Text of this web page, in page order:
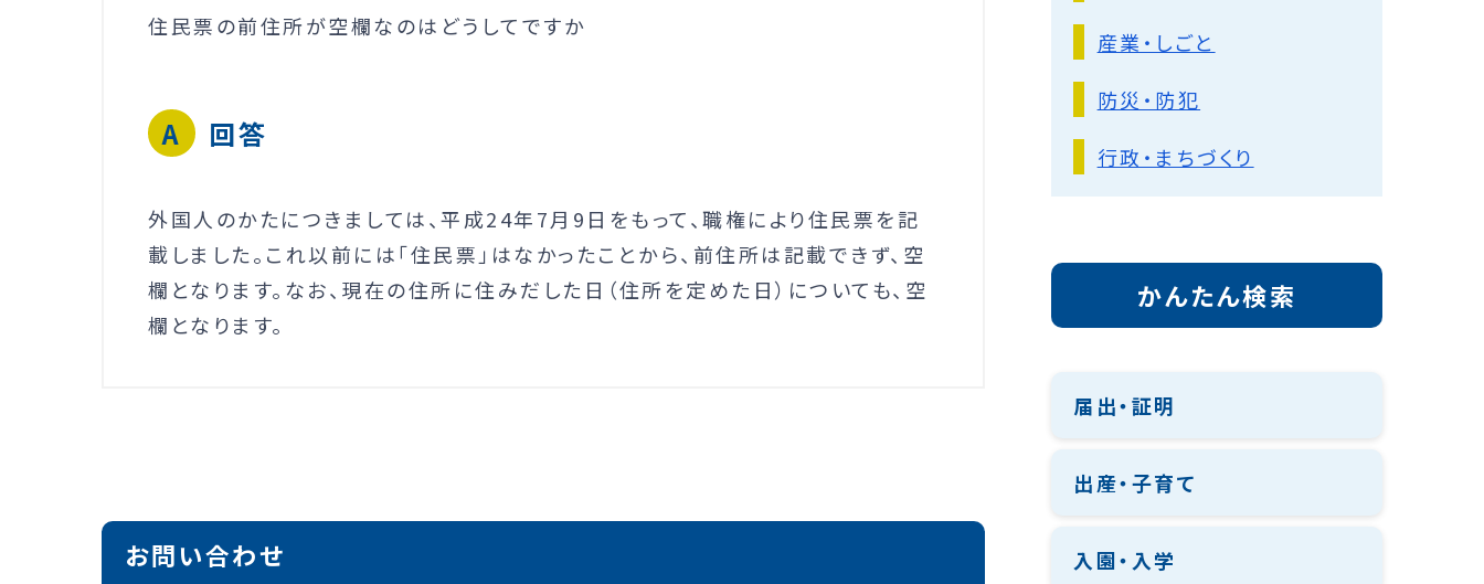
住民票の前住所が空欄なのはどうしてですか
回答
外国人のかたにつきましては、平成24年7月9日をもって、職権により住民票を記
載しました。これ以前には「住民票」はなかったことから、前住所は記載できず、空
欄となります。なお、現在の住所に住みだした日（住所を定めた日）についても、空
欄となります。
お問い合わせ
産業・しごと
防災・防犯
行政・まちづくり
かんたん検索
届出・証明
出産・子育て
入園・入学